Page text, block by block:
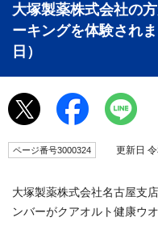
大塚製薬株式会社の
ーキングを体験され
日）
ページ番号3000324 更新日 令
大塚製薬株式会社名古屋支
ンバーがクアオルト健康ウ